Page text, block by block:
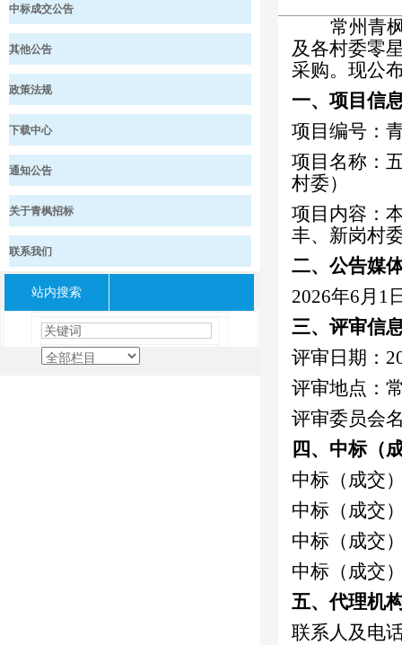
中标成交公告
其他公告
政策法规
下载中心
通知公告
关于青枫招标
联系我们
站内搜索
常州青
及各村委零
采购。现公
一、项目信
项目编号：
项目名称：
村委）
项目内容：
丰、新岗村
二、公告媒
2026年6月 1
三、评审信
评审日期：
评审地点：
评审委员会
四、中标（
中标（成交
中标（成交
中标（成交
中标（成交
五、代理机
联系人及电